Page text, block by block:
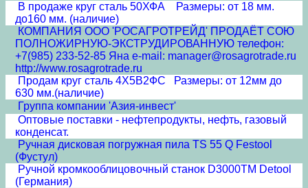
В продаже круг сталь 50ХФА Размеры: от 18 мм.
до160 мм. (наличие)
КОМПАНИЯ ООО 'РОСАГРОТРЕЙД' ПРОДАЁТ СОЮ
ПОЛНОЖИРНУЮ-ЭКСТРУДИРОВАННУЮ телефон:
+7(985) 233-52-85 Яна e-mail: manager@rosagrotrade.ru
http://www.rosagrotrade.ru
Продам круг сталь 4Х5В2ФС Размеры: от 12мм до
630 мм.(наличие)
Группа компании 'Азия-инвест'
Оптовые поставки - нефтепродукты, нефть, газовый
конденсат.
Ручная дисковая погружная пила TS 55 Q Festool
(Фустул)
Ручной кромкооблицовочный станок D3000TM Detool
(Германия)